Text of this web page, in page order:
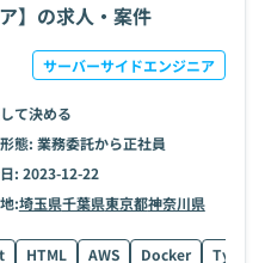
】の求人・案件
サーバーサイドエンジニア
て決める
態: 業務委託から正社員
: 2023-12-22
:埼玉県千葉県東京都神奈川県
HTML AWS Docker